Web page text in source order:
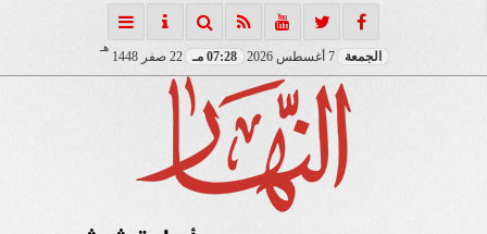
الجمعة 7 أغسطس 2026 07:28 مـ 22 صفر 1448
هـ